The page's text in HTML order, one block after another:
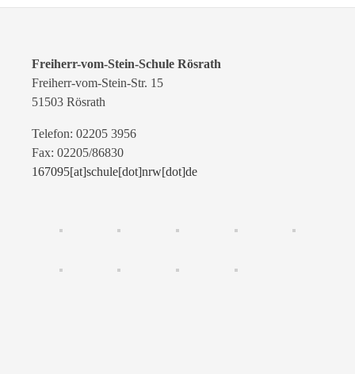
Freiherr-vom-Stein-Schule Rösrath
Freiherr-vom-Stein-Str. 15
51503 Rösrath
Telefon: 02205 3956
Fax: 02205/86830
167095[at]schule[dot]nrw[dot]de